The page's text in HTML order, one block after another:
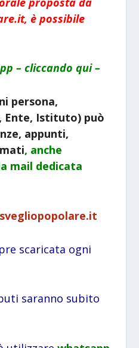
è possibile
– cliccando qui –
persona,
Ente, Istituto) può
appunti,
, anche
mail dedicata
scaricata ogni
saranno subito